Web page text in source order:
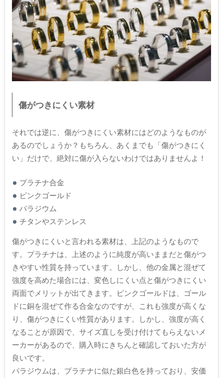
傷がつきにくい素材
それでは逆に、傷がつきにくい素材にはどのようなものが
あるのでしょうか？もちろん、あくまでも「傷がつきにく
い」だけで、絶対に傷が入らないわけではありませんよ！
プラチナ合金
ピンクゴールド
パラジウム
チタンやステンレス
傷がつきにくいと言われる素材は、上記のようなもので
す。プラチナは、上述のように純度が高いままだと傷がつ
きやすい性質を持っています。しかし、他の金属と混ぜて
強度を高めた場合には、変色しにくい点と傷がつきにくい
両面でメリットが出てきます。ピンクゴールドは、ゴール
ドに銅を混ぜて作る合金なのですが、これも強度が高くな
り、傷がつきにくい性質があります。しかし、強度が高く
なることが原因で、サイズ直しを受け付けてもらえないメ
ーカーがあるので、購入時にきちんと確認しておいた方が
良いです。
パラジウムは、プラチナに似た銀白色を持っており、安価